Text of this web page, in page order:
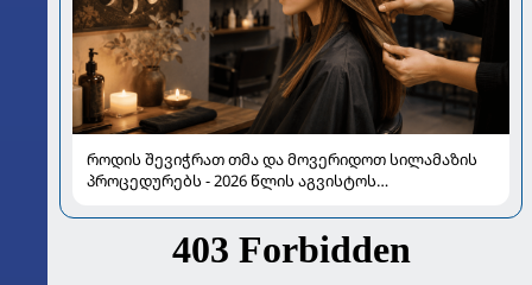
როდის შევიჭრათ თმა და მოვერიდოთ სილამაზის
პროცედურებს - 2026 წლის აგვისტოს